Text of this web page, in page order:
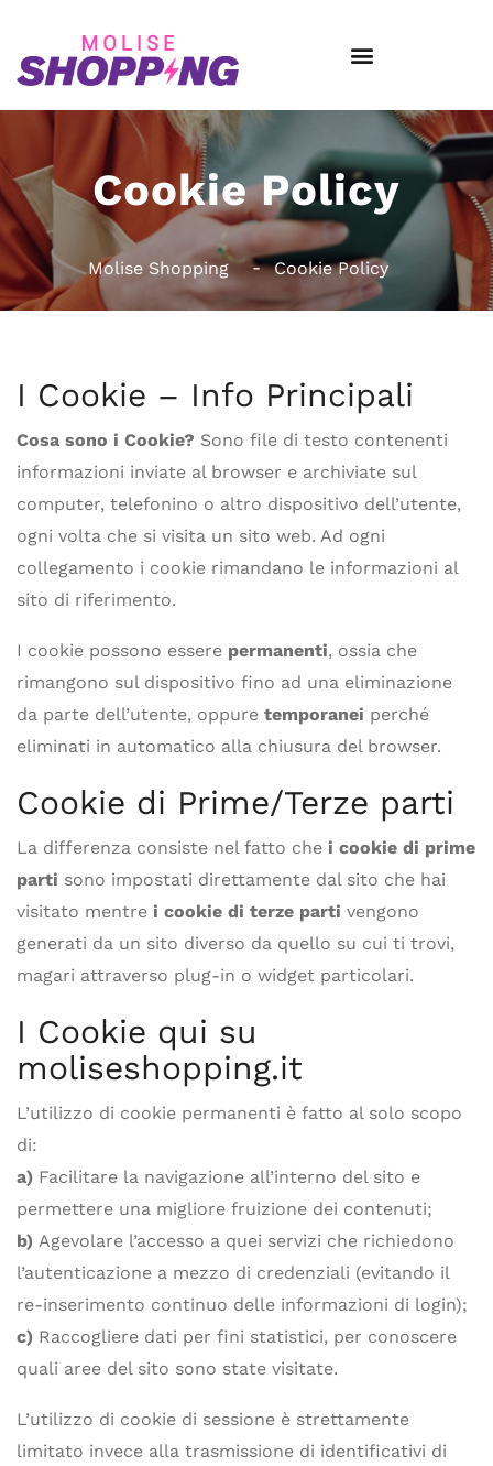
Cookie Policy
Molise Shopping Cookie Policy
I Cookie – Info Principali
Cosa sono i Cookie? Sono file di testo contenenti
informazioni inviate al browser e archiviate sul
computer, telefonino o altro dispositivo dell’utente,
ogni volta che si visita un sito web. Ad ogni
collegamento i cookie rimandano le informazioni al
sito di riferimento.
I cookie possono essere permanenti, ossia che
rimangono sul dispositivo fino ad una eliminazione
da parte dell’utente, oppure temporanei perché
eliminati in automatico alla chiusura del browser.
Cookie di Prime/Terze parti
La differenza consiste nel fatto che i cookie di prime
parti sono impostati direttamente dal sito che hai
visitato mentre i cookie di terze parti vengono
generati da un sito diverso da quello su cui ti trovi,
magari attraverso plug-in o widget particolari.
I Cookie qui su
moliseshopping.it
L’utilizzo di cookie permanenti è fatto al solo scopo
di:
a) Facilitare la navigazione all’interno del sito e
permettere una migliore fruizione dei contenuti;
b) Agevolare l’accesso a quei servizi che richiedono
l’autenticazione a mezzo di credenziali (evitando il
re-inserimento continuo delle informazioni di login);
c) Raccogliere dati per fini statistici, per conoscere
quali aree del sito sono state visitate.
L’utilizzo di cookie di sessione è strettamente
limitato invece alla trasmissione di identificativi di